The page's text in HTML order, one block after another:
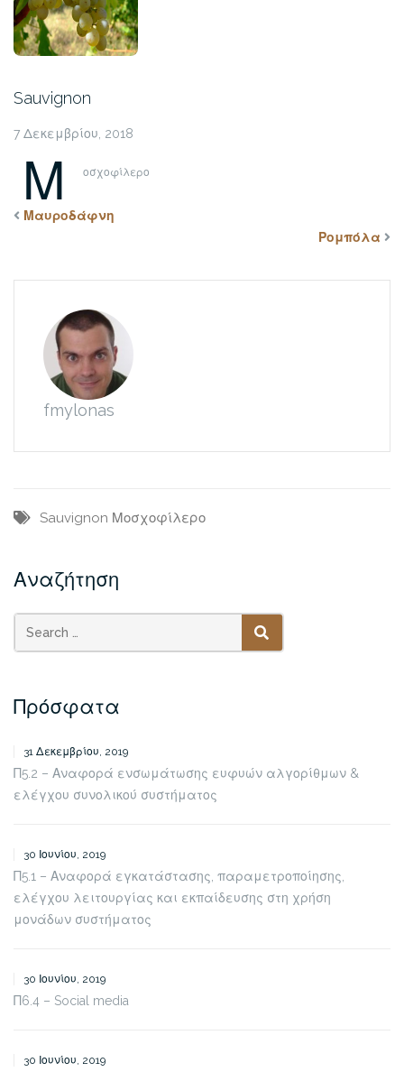
Sauvignon
7 Δεκεμβρίου, 2018
Μ οσχοφίλερο
Μαυροδάφνη
Ρομπόλα
fmylonas
Sauvignon Μοσχοφίλερο
Αναζήτηση
SEARCH
Πρόσφατα
31 Δεκεμβρίου, 2019
Π5.2 – Αναφορά ενσωμάτωσης ευφυών αλγορίθμων &
ελέγχου συνολικού συστήματος
30 Ιουνίου, 2019
Π5.1 – Αναφορά εγκατάστασης, παραμετροποίησης,
ελέγχου λειτουργίας και εκπαίδευσης στη χρήση
μονάδων συστήματος
30 Ιουνίου, 2019
Π6.4 – Social media
30 Ιουνίου, 2019